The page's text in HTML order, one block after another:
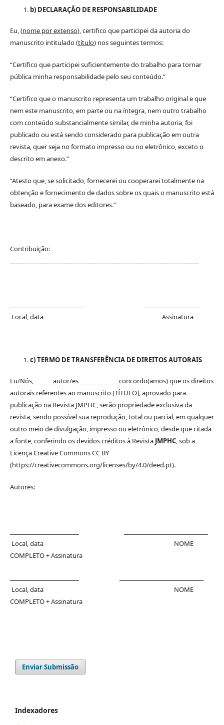
b) DECLARAÇÃO DE RESPONSABILIDADE
Eu, (nome por extenso), certifico que participei da autoria do
manuscrito intitulado (título) nos seguintes termos:
“Certifico que participei suficientemente do trabalho para tornar
pública minha responsabilidade pelo seu conteúdo.”
“Certifico que o manuscrito representa um trabalho original e que
nem este manuscrito, em parte ou na íntegra, nem outro trabalho
com conteúdo substancialmente similar, de minha autoria, foi
publicado ou está sendo considerado para publicação em outra
revista, quer seja no formato impresso ou no eletrônico, exceto o
descrito em anexo.”
“Atesto que, se solicitado, fornecerei ou cooperarei totalmente na
obtenção e fornecimento de dados sobre os quais o manuscrito está
baseado, para exame dos editores.”
Contribuição:
Local, data Assinatura
c) TERMO DE TRANSFERÊNCIA DE DIREITOS AUTORAIS
Eu/Nós, ______autor/es_____________ concordo(amos) que os direitos
autorais referentes ao manuscrito [TÍTULO], aprovado para
publicação na Revista JMPHC, serão propriedade exclusiva da
revista, sendo possível sua reprodução, total ou parcial, em qualquer
outro meio de divulgação, impresso ou eletrônico, desde que citada
a fonte, conferindo os devidos créditos à Revista JMPHC, sob a
Licença Creative Commons CC BY
(https://creativecommons.org/licenses/by/4.0/deed.pt).
Autores:
Local, data NOME
COMPLETO + Assinatura
Local, data NOME
COMPLETO + Assinatura
Enviar Submissão
Indexadores